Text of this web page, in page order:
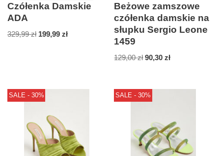
Czółenka Damskie
ADA
329,99zł 199,99 zł
Beżowe zamszowe
czółenka damskie na
słupku Sergio Leone
1459
129,00zł 90,30zł
SALE - 30% SALE - 30%